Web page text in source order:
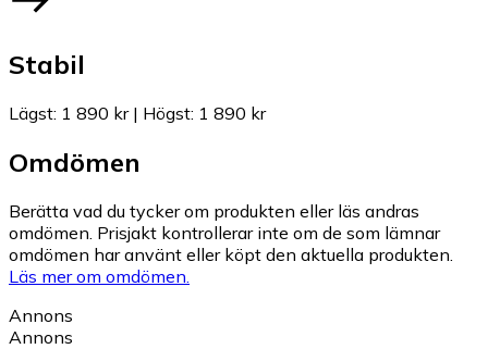
Stabil
Lägst: 1 890 kr| Högst: 1 890 kr
Omdömen
Berätta vad du tycker om produkten eller läs andras
omdömen. Prisjakt kontrollerar inte om de som lämnar
omdömen har använt eller köpt den aktuella produkten.
Läs mer om omdömen.
Annons
Annons